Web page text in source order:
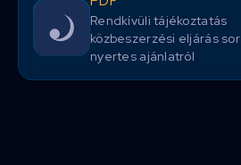
Rendkívüli tájékoztatás
közbeszerzési eljárás
nyertes ajánlatról